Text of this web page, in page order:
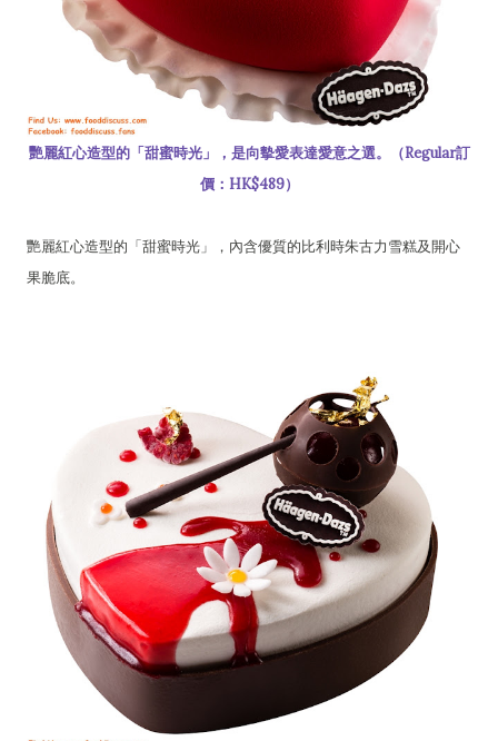
艷麗紅心造型的「甜蜜時光」，是向摰愛表達愛意之選。（Regular訂
價：HK$489）
艷麗紅心造型的「甜蜜時光」，內含優質的比利時朱古力雪糕及開心
果脆底。